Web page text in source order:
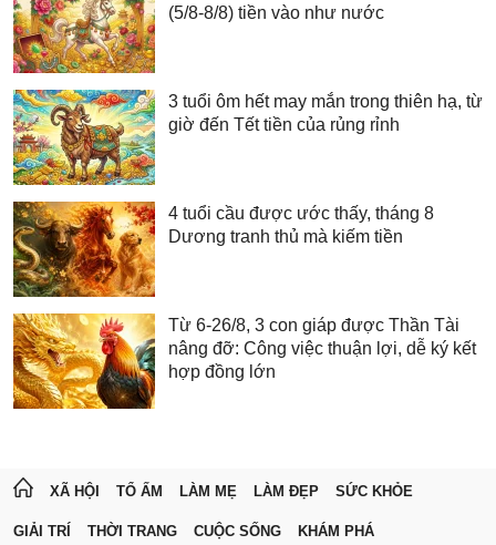
(5/8-8/8) tiền vào như nước
3 tuổi ôm hết may mắn trong thiên hạ, từ
giờ đến Tết tiền của rủng rỉnh
4 tuổi cầu được ước thấy, tháng 8
Dương tranh thủ mà kiếm tiền
Từ 6-26/8, 3 con giáp được Thần Tài
nâng đỡ: Công việc thuận lợi, dễ ký kết
hợp đồng lớn
XÃ HỘI TỔ ẤM LÀM MẸ LÀM ĐẸP SỨC KHỎE
GIẢI TRÍ THỜI TRANG CUỘC SỐNG KHÁM PHÁ